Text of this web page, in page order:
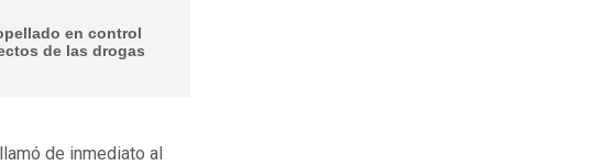
en control
de las drogas
de inmediato al